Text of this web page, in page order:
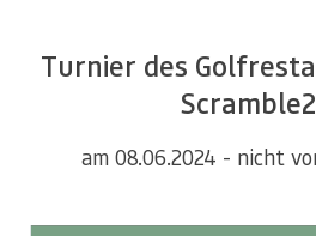
Turnier des
am 08.06.2024 - nicht